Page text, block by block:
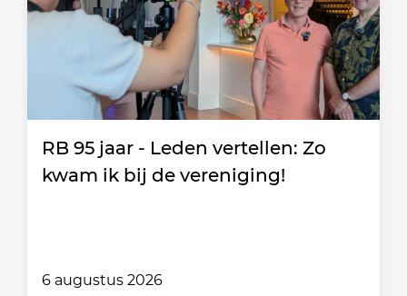
RB 95 jaar - Leden vertellen: Zo
kwam ik bij de vereniging!
6 augustus 2026